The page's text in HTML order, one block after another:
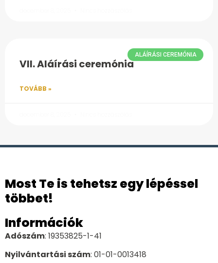
ALÁÍRÁSI CEREMÓNIA
VII. Aláírási ceremónia
TOVÁBB »
Most Te is tehetsz egy lépéssel
többet!
Információk
Adószám: 19353825-1-41
Nyilvántartási szám: 01-01-0013418